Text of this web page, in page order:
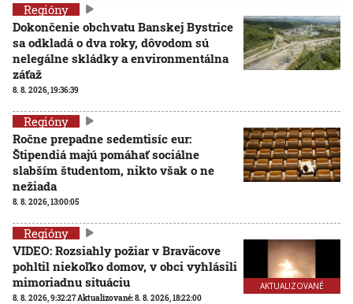
Regióny
Dokončenie obchvatu Banskej Bystrice
sa odkladá o dva roky, dôvodom sú
nelegálne skládky a environmentálna
záťaž
8. 8. 2026, 19:36:39
Regióny
Ročne prepadne sedemtisíc eur:
Štipendiá majú pomáhať sociálne
slabším študentom, nikto však o ne
nežiada
8. 8. 2026, 13:00:05
AKTUALIZOVANÉ
Regióny
VIDEO: Rozsiahly požiar v Braväcove
pohltil niekoľko domov, v obci vyhlásili
mimoriadnu situáciu
8. 8. 2026, 9:32:27Aktualizované:8. 8. 2026, 18:22:00